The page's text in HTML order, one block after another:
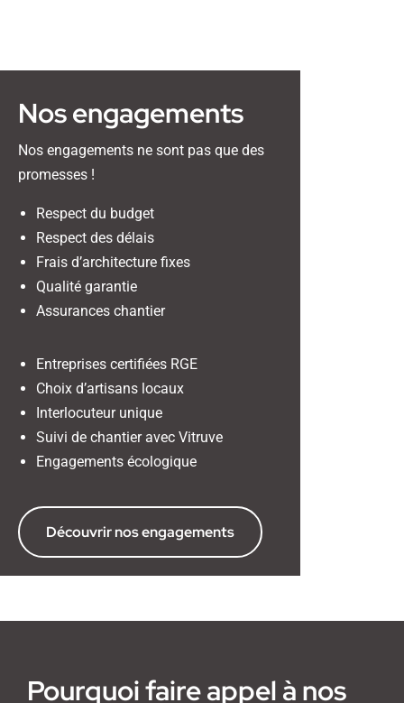
Nos engagements
Nos engagements ne sont pas que des
promesses !
Respect du budget
Respect des délais
Frais d’architecture fixes
Qualité garantie
Assurances chantier
Entreprises certifiées RGE
Choix d’artisans locaux
Interlocuteur unique
Suivi de chantier avec Vitruve
Engagements écologique
Découvrir nos engagements
Pourquoi faire appel à nos